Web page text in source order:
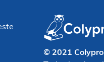
© 2021 Colypro